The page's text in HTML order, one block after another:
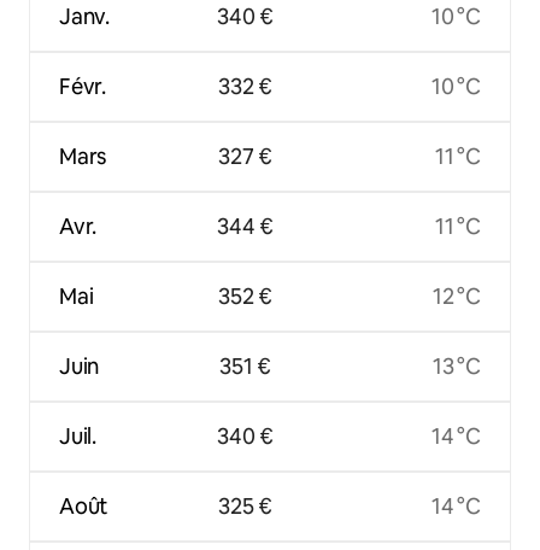
Janv.
Févr.
Mars
Avr.
Mai
Juin
Juil.
Août
340 €
332 €
327 €
344 €
352 €
351 €
340 €
325 €
10 °C
10 °C
11 °C
11 °C
12 °C
13 °C
14 °C
14 °C